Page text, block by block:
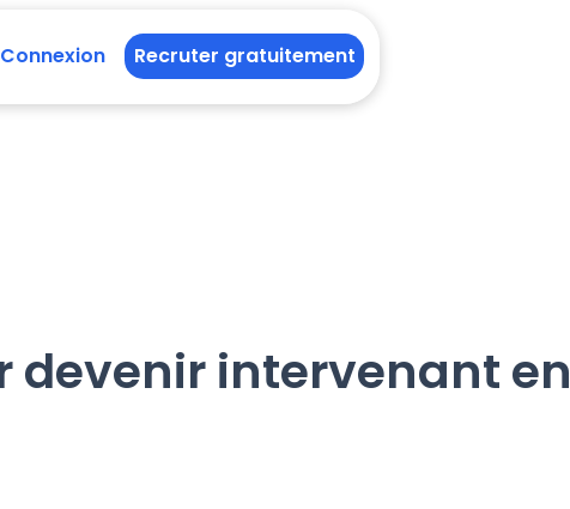
Connexion Recruter gratuitement
devenir intervenant en